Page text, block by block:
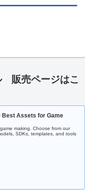
販売ページはこ
Best Assets for Game
making. Choose from our
SDKs, templates, and tools